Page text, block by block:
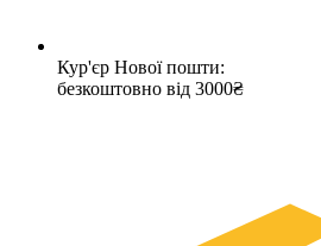
Кур'єр Нової пошти:
безкоштовно від 3000₴